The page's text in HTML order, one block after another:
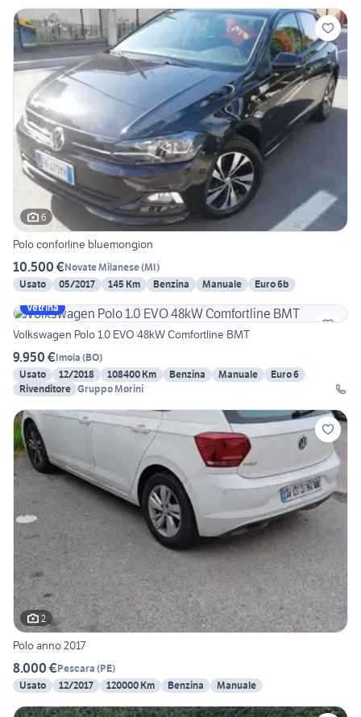
6
Polo conforline bluemongion
10.500 €Novate Milanese(MI)
Usato
05/2017 145 Km Benzina Manuale
Euro 6b
Vetrina
Volkswagen Polo 1.0 EVO 48kW Comfortline BMT
9.950 €Imola (BO)
Usato
12/2018 108400 Km Benzina Manuale
Euro 6
Rivenditore Gruppo Morini
2
Polo anno 2017
8.000 €Pescara (PE)
Usato
12/2017 120000 Km Benzina Manuale